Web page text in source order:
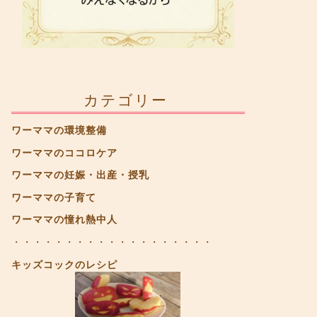
カテゴリー
ワーママの環境整備
ワーママのココロケア
ワーママの妊娠・出産・授乳
ワーママの子育て
ワーママの憧れ熱中人
・・・・・・・・・・・・・・・・・・・
キッズコックのレシピ